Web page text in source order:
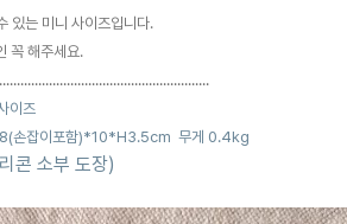
있는 미니 사이즈입니다.
꼭 해주세요.
............................
이즈
손잡이포함)*10*H3.5cm 무게 0.4kg
콘 소부 도장)